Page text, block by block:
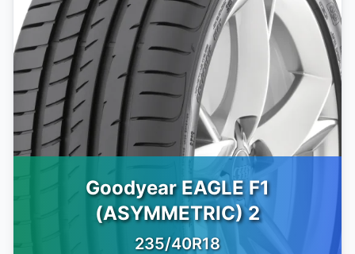
Goodyear EAGLE F1
(ASYMMETRIC) 2
235/40R18